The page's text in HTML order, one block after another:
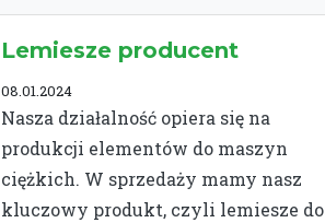
Lemiesze producent
08.01.2024
Nasza działalność opiera się na
produkcji elementów do maszyn
ciężkich. W sprzedaży mamy nasz
kluczowy produkt, czyli lemiesze do